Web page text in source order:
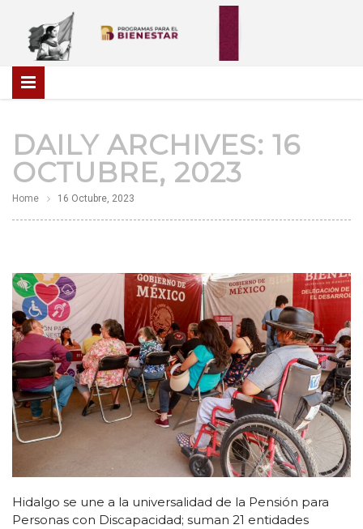
DAILY ARCHIVES: 16
OCTUBRE, 2023
Home 16 Octubre, 2023
Hidalgo se une a la universalidad de la Pensión para
Personas con Discapacidad; suman 21 entidades